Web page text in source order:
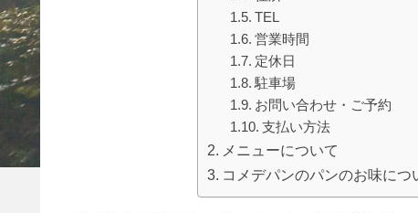
TEL
営業時間
定休日
駐車場
お問い合わせ・ご予約
支払い方法
メニューについて
コメデパンのパンのお味につ